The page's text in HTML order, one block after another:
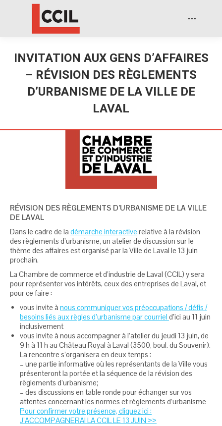
INVITATION AUX GENS D’AFFAIRES
– RÉVISION DES RÈGLEMENTS
D’URBANISME DE LA VILLE DE
LAVAL
RÉVISION DES RÈGLEMENTS D’URBANISME DE LA VILLE
DE LAVAL
Dans le cadre de la démarche interactive relative à la révision
des règlements d’urbanisme, un atelier de discussion sur le
thème des affaires est organisé par la Ville de Laval le 13 juin
prochain.
La Chambre de commerce et d’industrie de Laval (CCIL) y sera
pour représenter vos intérêts, ceux des entreprises de Laval, et
pour ce faire :
vous invite à nous communiquer vos préoccupations / défis /
besoins liés aux règles d’urbanisme par courriel d’ici au 11 juin
inclusivement
vous invite à nous accompagner à l’atelier du jeudi 13 juin, de
9 h à 11 h au Château Royal à Laval (3500, boul. du Souvenir).
La rencontre s’organisera en deux temps :
– une partie informative où les représentants de la Ville vous
présenteront la portée et la séquence de la révision des
règlements d’urbanisme;
– des discussions en table ronde pour échanger sur vos
attentes concernant les normes et règlements d’urbanisme
Pour confirmer votre présence, cliquez ici :
J’ACCOMPAGNERAI LA CCIL LE 13 JUIN ˃˃